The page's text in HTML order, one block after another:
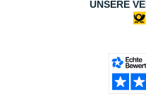
UNSERE